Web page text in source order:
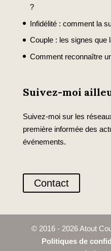
?
Infidélité : comment la
Couple : les signes que
Comment reconnaître
Suivez-moi
Suivez-moi sur les
première informée des
événements.
Contact
© 2016 - 2026 Atout
Politiques de